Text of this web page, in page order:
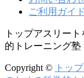
ご利用ガイド
トップアスリー
的トレーニング塾
Copyright ©
トッ